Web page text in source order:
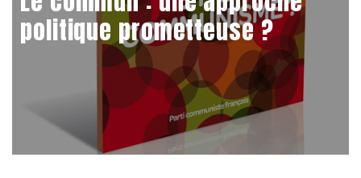
politique prometteuse ?